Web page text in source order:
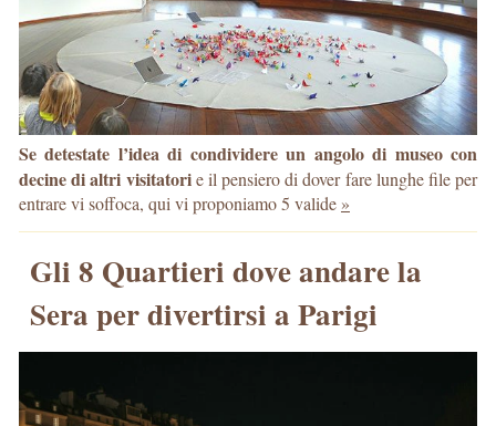
Se detestate l’idea di condividere un angolo di museo con
decine di altri visitatorie il pensiero di dover fare lunghe file per
entrare vi soffoca, qui vi proponiamo 5 valide »
Gli 8 Quartieri dove andare la
Sera per divertirsi a Parigi